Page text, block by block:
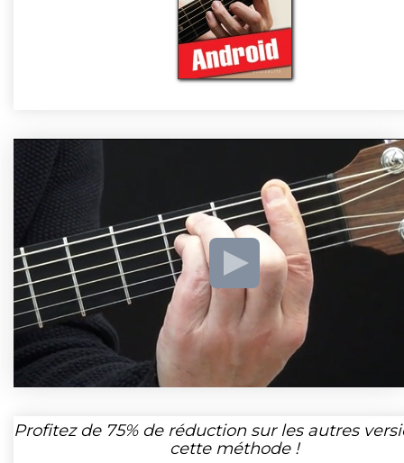
Profitez de 75%de réduction sur les autres
cette méthode !